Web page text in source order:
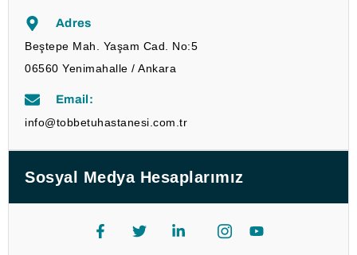
Adres
Beştepe Mah. Yaşam Cad. No:5
06560 Yenimahalle / Ankara
Email:
info@tobbetuhastanesi.com.tr
Sosyal Medya Hesaplarımız